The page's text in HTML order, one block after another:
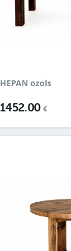
HEPAN ozols
1452.00€